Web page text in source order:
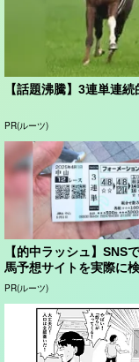
【話題沸騰】3連単連
PR(ルーツ)
【的中ラッシュ】SNS
馬予想サイトを実際に検
PR(ルーツ)